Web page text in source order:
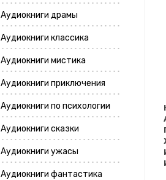
Аудиокниги драмы
Аудиокниги классика
Аудиокниги мистика
Аудиокниги приключения
Аудиокниги по психологии
Аудиокниги сказки
Аудиокниги ужасы
Аудиокниги фантастика